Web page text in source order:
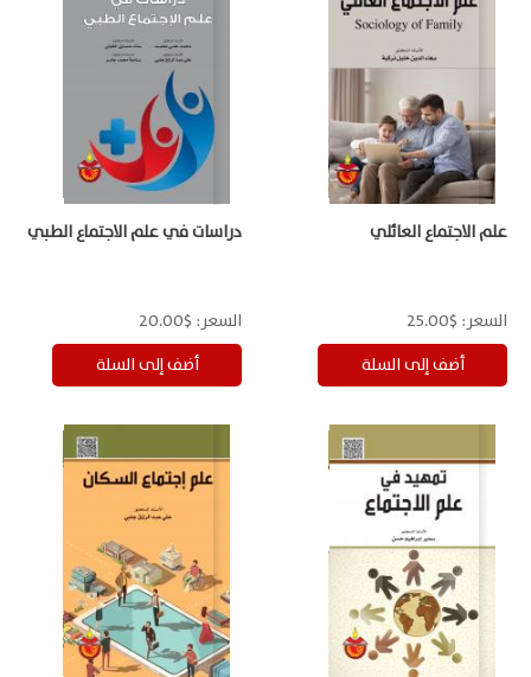
علم الاجتماع العائلي
السعر: $25.00
دراسات في علم الاجتماع الطبي
السعر: $20.00